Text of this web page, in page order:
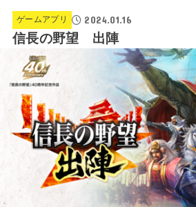
ゲームアプリ 2024.01.16
信長の野望 出陣